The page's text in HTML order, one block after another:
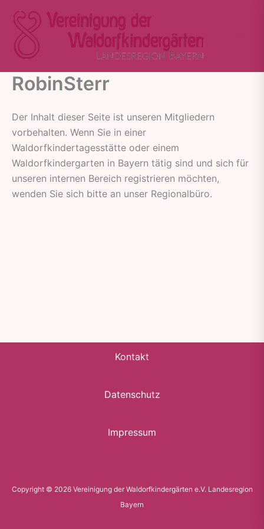
Inhalt
springen
RobinSterr
Der Inhalt dieser Seite ist unseren Mitgliedern
vorbehalten. Wenn Sie in einer
Waldorfkindertagesstätte oder einem
Waldorfkindergarten in Bayern tätig sind und sich für
unseren internen Bereich registrieren möchten,
wenden Sie sich bitte an unser Regionalbüro.
Kontakt
Datenschutz
Impressum
Copyright © 2026 Vereinigung der Waldorfkindergärten e.V. Landesregion
Bayern